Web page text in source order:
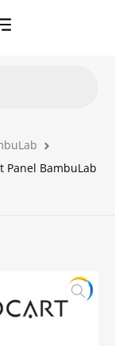
Panel BambuLab